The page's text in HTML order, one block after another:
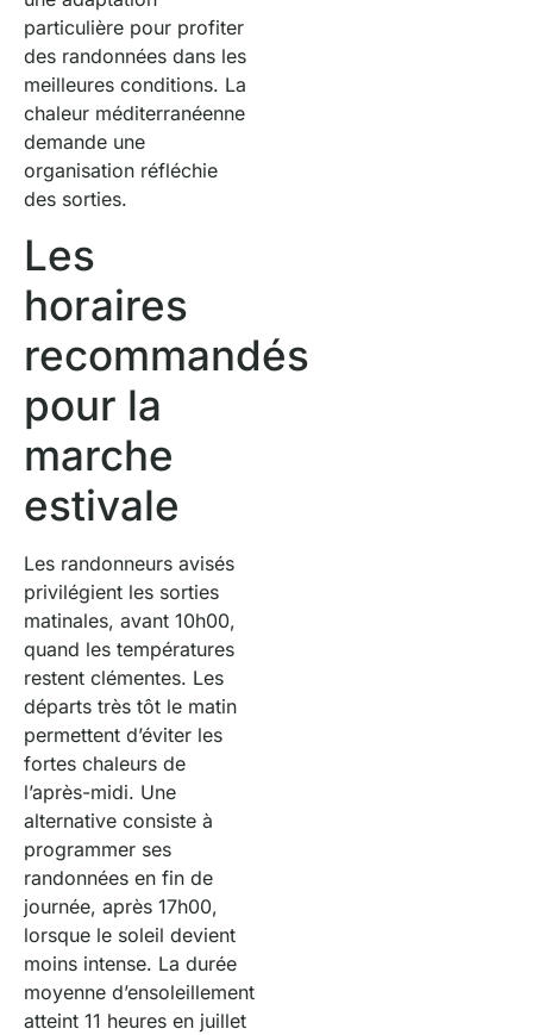
particulière pour profiter
des randonnées dans les
meilleures conditions. La
chaleur méditerranéenne
demande une
organisation réfléchie
des sorties.
Les
horaires
recommandés
pour la
marche
estivale
Les randonneurs avisés
privilégient les sorties
matinales, avant 10h00,
quand les températures
restent clémentes. Les
départs très tôt le matin
permettent d’éviter les
fortes chaleurs de
l’après-midi. Une
alternative consiste à
programmer ses
randonnées en fin de
journée, après 17h00,
lorsque le soleil devient
moins intense. La durée
moyenne d’ensoleillement
atteint 11 heures en juillet